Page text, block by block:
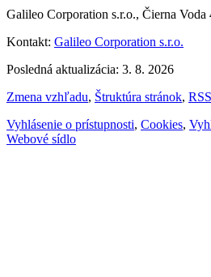
Galileo Corporation s.r.o., Čierna Voda
Kontakt: Galileo Corporation s.r.o.
Posledná aktualizácia: 3. 8. 2026
Zmena vzhľadu, Štruktúra stránok, RSS
Vyhlásenie o prístupnosti, Cookies,
Webové sídlo